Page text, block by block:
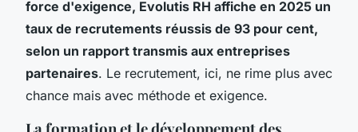
force d'exigence, Evolutis RH affiche en 2025 un
taux de recrutements réussis de 93 pour cent,
selon un rapport transmis aux entreprises
partenaires. Le recrutement, ici, ne rime plus avec
chance mais avec méthode et exigence.